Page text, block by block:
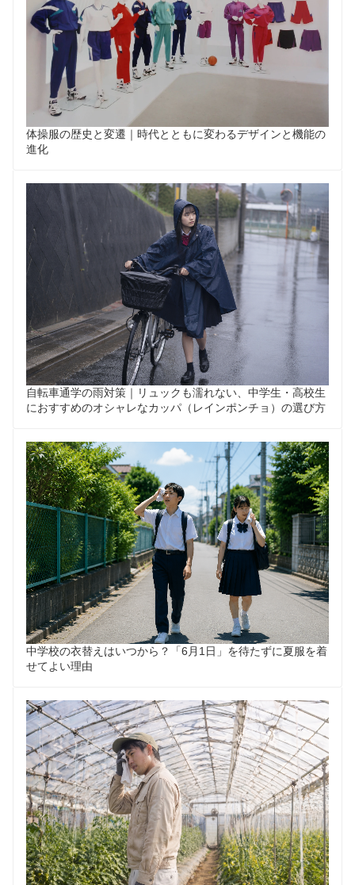
体操服の歴史と変遷｜時代とともに変わるデザインと機能の
進化
自転車通学の雨対策｜リュックも濡れない、中学生・高校生
におすすめのオシャレなカッパ（レインポンチョ）の選び方
中学校の衣替えはいつから？「6月1日」を待たずに夏服を着
せてよい理由